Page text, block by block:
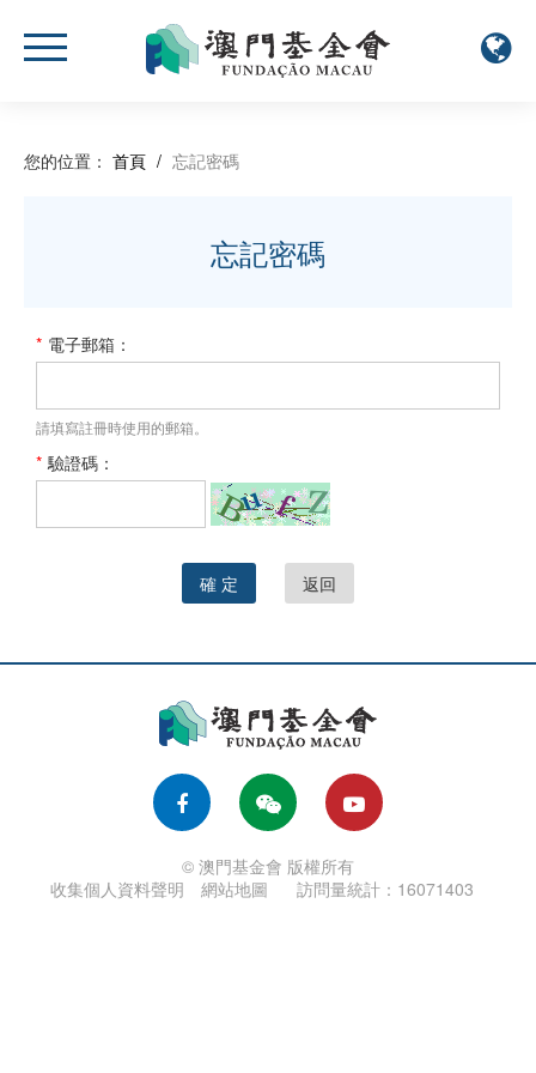
您的位置： 首頁 / 忘記密碼
忘記密碼
* 電子郵箱：
請填寫註冊時使用的郵箱。
* 驗證碼：
確 定 返回
© 澳門基金會 版權所有
收集個人資料聲明
網站地圖 訪問量統計：16071403